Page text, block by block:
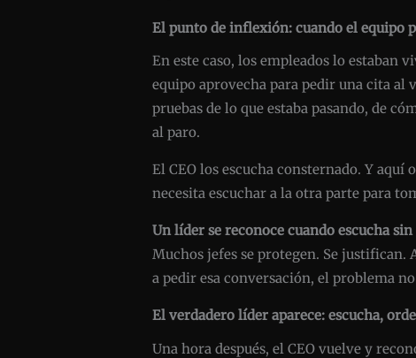
El punto de inflexión: cuando el equipo
En este caso, los empleados lo estaban
equipo aprovecha para pedir una cita al
pruebas de lo que estaba pasando, de
al paro.
El CEO los escucha consternado. Y
necesita escuchar a la otra parte para
Un líder se reconoce cuando escucha
Muchos jefes se protegen. Se justifican.
a pedir esa conversación, el problema
El verdadero líder aparece: escucha,
Una hora después, el CEO vuelve y